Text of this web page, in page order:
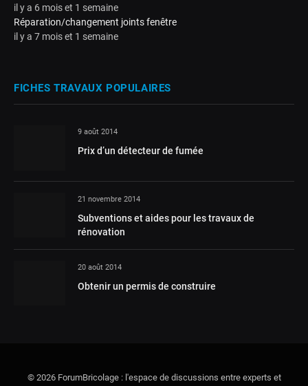
il y a 6 mois et 1 semaine
Réparation/changement joints fenêtre
il y a 7 mois et 1 semaine
FICHES TRAVAUX POPULAIRES
9 août 2014
Prix d’un détecteur de fumée
21 novembre 2014
Subventions et aides pour les travaux de
rénovation
20 août 2014
Obtenir un permis de construire
© 2026 ForumBricolage : l'espace de discussions entre experts et